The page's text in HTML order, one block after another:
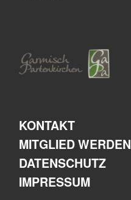
KONTAKT
MITGLIED WERDEN
DATENSCHUTZ
IMPRESSUM